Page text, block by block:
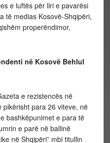
e luftës për liri e pavarësi
të medias Kosovë-Shqipëri,
properëndimor,
në Kosovë Behlul
e rezistencës në
pikërisht para 26 viteve, në
bashkëpunimet e para të
e parë në ballinë
në Shqipëri” mbi titullin